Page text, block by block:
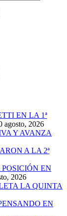
EN LA 1ª
agosto, 2026
Y AVANZA
A LA 2ª
EN
2026
LA QUINTA
EN